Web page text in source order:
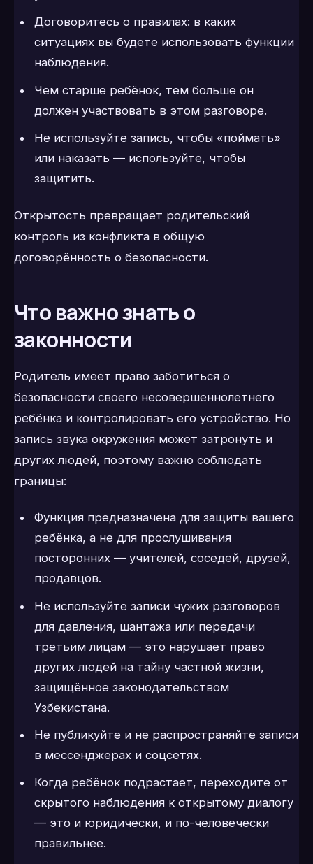
Договоритесь о правилах: в каких
ситуациях вы будете использовать функции
наблюдения.
Чем старше ребёнок, тем больше он
должен участвовать в этом разговоре.
Не используйте запись, чтобы «поймать»
или наказать — используйте, чтобы
защитить.
Открытость превращает родительский
контроль из конфликта в общую
договорённость о безопасности.
Что важно знать о
законности
Родитель имеет право заботиться о
безопасности своего несовершеннолетнего
ребёнка и контролировать его устройство. Но
запись звука окружения может затронуть и
других людей, поэтому важно соблюдать
границы:
Функция предназначена для защиты вашего
ребёнка, а не для прослушивания
посторонних — учителей, соседей, друзей,
продавцов.
Не используйте записи чужих разговоров
для давления, шантажа или передачи
третьим лицам — это нарушает право
других людей на тайну частной жизни,
защищённое законодательством
Узбекистана.
Не публикуйте и не распространяйте записи
в мессенджерах и соцсетях.
Когда ребёнок подрастает, переходите от
скрытого наблюдения к открытому диалогу
— это и юридически, и по-человечески
правильнее.